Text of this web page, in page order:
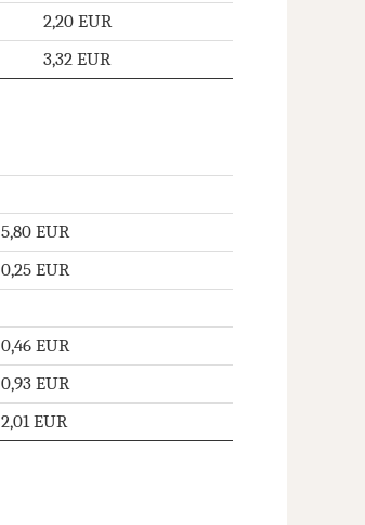
2,20 EUR
3,32 EUR
5,80 EUR
0,25 EUR
0,46 EUR
0,93 EUR
2,01 EUR